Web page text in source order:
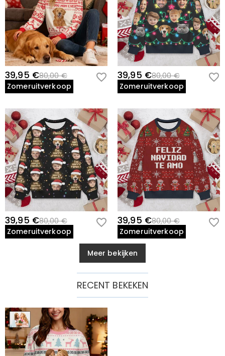
39,95 €80,00 €
Zomeruitverkoop
39,95 €80,00 €
Zomeruitverkoop
39,95 €80,00 €
Zomeruitverkoop
39,95 €80,00 €
Zomeruitverkoop
Meer bekijken
RECENT BEKEKEN